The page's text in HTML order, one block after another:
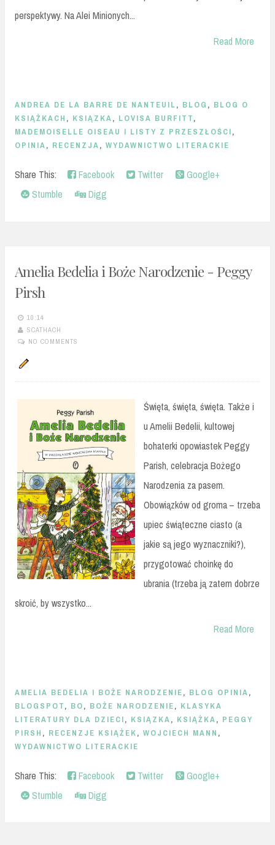
perspektywy. Na Alei Minionych...
Read More
ANDREA DE LA BARRE DE NANTEUIL, BLOG , BLOG O
KSIĄŻKACH , KSIĄZKA, LOVISA BURFITT,
MADEMOISELLE OISEAU I LISTY Z PRZESZŁOŚCI,
OPINIA, RECENZJA, WYDAWNICTWO LITERACKIE
Share This: Facebook Twitter
Google+
Stumble
Digg
Amelia Bedelia i Boże Narodzenie - Peggy
Pirsh
10:14
SCATHACH
NO COMMENTS
Święta, święta, święta. Także i
u Amelii Bedelii, kultowej
bohaterki opowiastek Peggy
Parish, celebracja Bożego
Narodzenia za pasem.
Obowiązków od groma – trzeba
upiec świąteczne ciasto (a
jakie są jego wyznaczniki?),
przygotować choinkę do
ubrania (trzeba ją zatem dobrze
skroić, by wszystko...
Read More
AMELIA BEDELIA I BOŻE NARODZENIE, BLOG OPINIA,
BLOGSPOT, BO, BOŻE NARODZENIE, KLASYKA
LITERATURY DLA DZIECI, KSIĄZKA, KSIĄŻKA, PEGGY
PIRSH , RECENZJE KSIĄŻEK, WOJCIECH MANN ,
WYDAWNICTWO LITERACKIE
Share This: Facebook Twitter
Google+
Stumble
Digg